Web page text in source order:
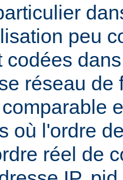
peu
codées
réseau de
où l'ordre
réel de